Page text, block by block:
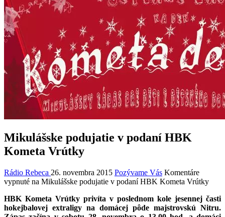
Mikulášske podujatie v podaní HBK
Kometa Vrútky
Rádio Rebeca 26. novembra 2015 Pozývame Vás Komentáre
vypnuté na Mikulášske podujatie v podaní HBK Kometa Vrútky
HBK Kometa Vrútky privíta v poslednom kole jesennej časti
hokejbalovej extraligy na domácej pôde majstrovskú Nitru.